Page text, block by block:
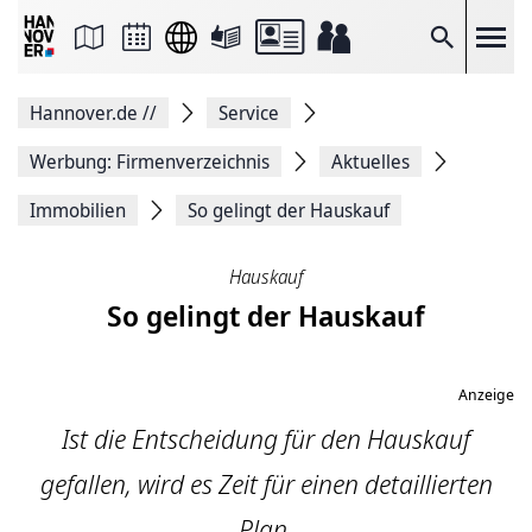
Suche
Seite
Facebook
teilen
Seitenlink
Hannover.de //
Service
Werbung: Firmenverzeichnis
Aktuelles
Immobilien
So gelingt der Hauskauf
Hauskauf
So gelingt der Hauskauf
Anzeige
Ist die Entscheidung für den Hauskauf
gefallen, wird es Zeit für einen detaillierten